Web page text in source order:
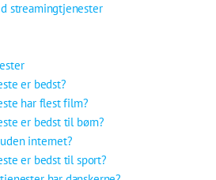
streamingtjenester
er bedst?
har flest film?
er bedst til børn?
internet?
er bedst til sport?